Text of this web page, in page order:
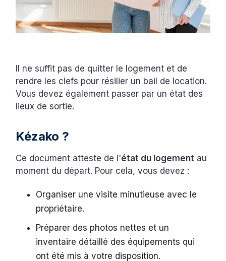
Il ne suffit pas de quitter le logement et de
rendre les clefs pour résilier un bail de location.
Vous devez également passer par un état des
lieux de sortie.
Kézako ?
Ce document atteste de l'état du logement au
moment du départ. Pour cela, vous devez :
Organiser une visite minutieuse avec le
propriétaire.
Préparer des photos nettes et un
inventaire détaillé des équipements qui
ont été mis à votre disposition.